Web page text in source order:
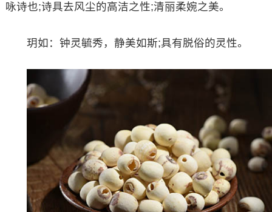
咏诗也;诗具去风尘的高洁之性;清丽柔婉之美。
玥如：钟灵毓秀，静美如斯;具有脱俗的灵性。